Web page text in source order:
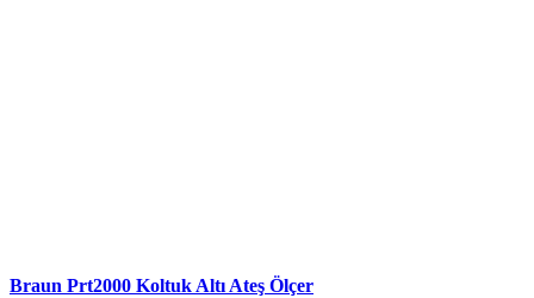
Braun Prt2000 Koltuk Altı Ateş Ölçer